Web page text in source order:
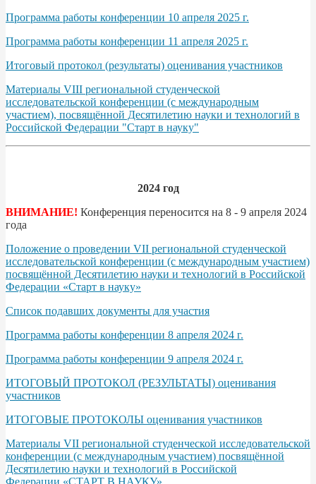
Программа работы конференции 10 апреля 2025 г.
Программа работы конференции 11 апреля 2025 г.
Итоговый протокол (результаты) оценивания участников
Материалы VIII региональной студенческой
исследовательской конференции (с международным
участием), посвящённой Десятилетию науки и технологий в
Российской Федерации "Старт в науку"
2024 год
ВНИМАНИЕ! Конференция переносится на 8 - 9 апреля 2024
года
Положение о проведении VII региональной студенческой
исследовательской конференции (с международным участием)
посвящённой Десятилетию науки и технологий в Российской
Федерации «Старт в науку»
Список подавших документы для участия
Программа работы конференции 8 апреля 2024 г.
Программа работы конференции 9 апреля 2024 г.
ИТОГОВЫЙ ПРОТОКОЛ (РЕЗУЛЬТАТЫ) оценивания
участников
ИТОГОВЫЕ ПРОТОКОЛЫ оценивания участников
Материалы VII региональной студенческой исследовательской
конференции (с международным участием) посвящённой
Десятилетию науки и технологий в Российской
Федерации «СТАРТ В НАУКУ»